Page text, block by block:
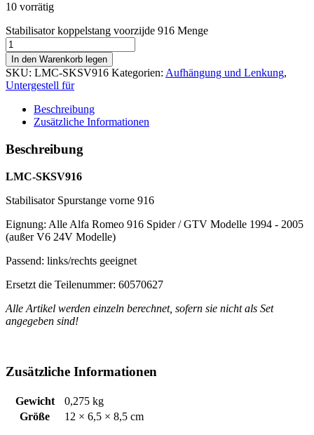
10 vorrätig
Stabilisator koppelstang voorzijde 916 Menge
In den Warenkorb legen
SKU: LMC-SKSV916 Kategorien: Aufhängung und Lenkung,
Untergestell für
Beschreibung
Zusätzliche Informationen
Beschreibung
LMC-SKSV916
Stabilisator Spurstange vorne 916
Eignung: Alle Alfa Romeo 916 Spider / GTV Modelle 1994 - 2005
(außer V6 24V Modelle)
Passend: links/rechts geeignet
Ersetzt die Teilenummer: 60570627
Alle Artikel werden einzeln berechnet, sofern sie nicht als Set
angegeben sind!
Zusätzliche Informationen
Gewicht
0,275 kg
Größe
12 × 6,5 × 8,5 cm